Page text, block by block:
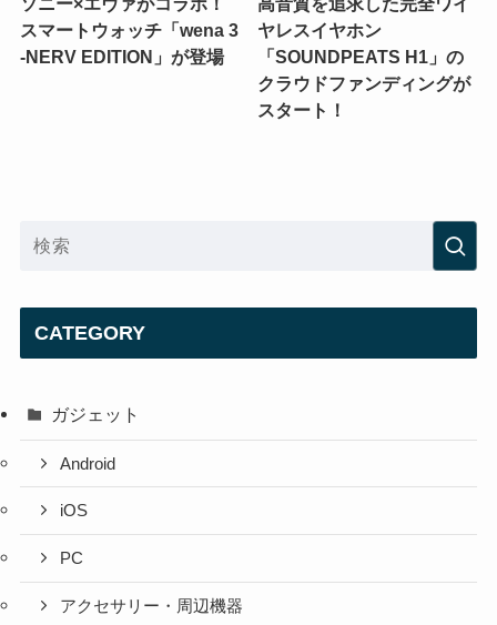
スマートウォッチ「wena 3
-NERV EDITION」が登場
ヤレスイヤホン
「SOUNDPEATS H1」の
クラウドファンディングが
スタート！
CATEGORY
ガジェット
Android
iOS
PC
アクセサリー・周辺機器